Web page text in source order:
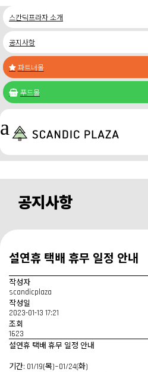
스칸딕프라자 소개
공지사항
 파트너몰
 푸드몰
a
공지사항
설연휴 택배 휴무 일정 안내
작성자
scandicplaza
작성일
2023-01-13 17:21
조회
1623
설연휴 택배 휴무 일정 안내
기간: 01/19(목)~01/24(화)